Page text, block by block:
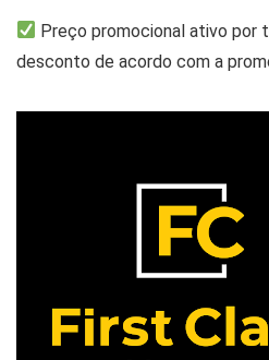
Preço promocional ativo por
desconto de acordo com a